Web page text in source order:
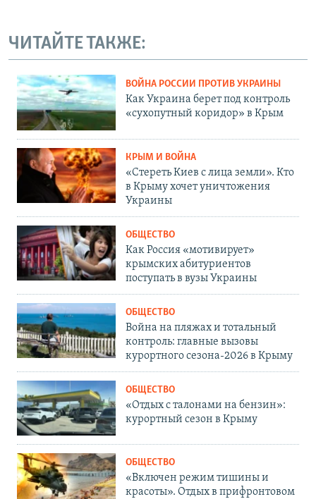
ЧИТАЙТЕ ТАКЖЕ:
ВОЙНА РОССИИ ПРОТИВ УКРАИНЫ
Как Украина берет под контроль
«сухопутный коридор» в Крым
КРЫМ И ВОЙНА
«Стереть Киев с лица земли». Кто
в Крыму хочет уничтожения
Украины
ОБЩЕСТВО
Как Россия «мотивирует»
крымских абитуриентов
поступать в вузы Украины
ОБЩЕСТВО
Война на пляжах и тотальный
контроль: главные вызовы
курортного сезона-2026 в Крыму
ОБЩЕСТВО
«Отдых с талонами на бензин»:
курортный сезон в Крыму
ОБЩЕСТВО
«Включен режим тишины и
красоты». Отдых в прифронтовом